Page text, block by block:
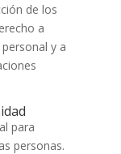
de los
a
y a
para
personas.